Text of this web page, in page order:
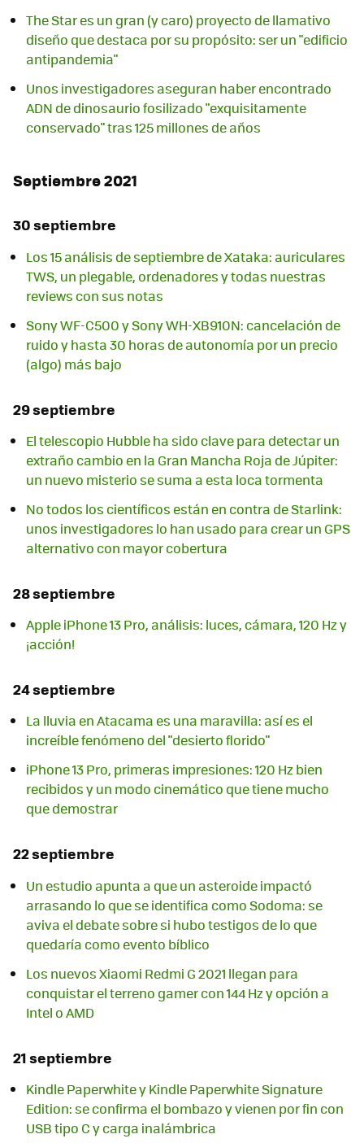
The Star es un gran (y caro) proyecto de llamativo
diseño que destaca por su propósito: ser un "edificio
antipandemia"
Unos investigadores aseguran haber encontrado
ADN de dinosaurio fosilizado "exquisitamente
conservado" tras 125 millones de años
Septiembre 2021
30 septiembre
Los 15 análisis de septiembre de Xataka: auriculares
TWS, un plegable, ordenadores y todas nuestras
reviews con sus notas
Sony WF-C500 y Sony WH-XB910N: cancelación de
ruido y hasta 30 horas de autonomía por un precio
(algo) más bajo
29 septiembre
El telescopio Hubble ha sido clave para detectar un
extraño cambio en la Gran Mancha Roja de Júpiter:
un nuevo misterio se suma a esta loca tormenta
No todos los científicos están en contra de Starlink:
unos investigadores lo han usado para crear un GPS
alternativo con mayor cobertura
28 septiembre
Apple iPhone 13 Pro, análisis: luces, cámara, 120 Hz y
¡acción!
24 septiembre
La lluvia en Atacama es una maravilla: así es el
increíble fenómeno del "desierto florido"
iPhone 13 Pro, primeras impresiones: 120 Hz bien
recibidos y un modo cinemático que tiene mucho
que demostrar
22 septiembre
Un estudio apunta a que un asteroide impactó
arrasando lo que se identifica como Sodoma: se
aviva el debate sobre si hubo testigos de lo que
quedaría como evento bíblico
Los nuevos Xiaomi Redmi G 2021 llegan para
conquistar el terreno gamer con 144 Hz y opción a
Intel o AMD
21 septiembre
Kindle Paperwhite y Kindle Paperwhite Signature
Edition: se confirma el bombazo y vienen por fin con
USB tipo C y carga inalámbrica